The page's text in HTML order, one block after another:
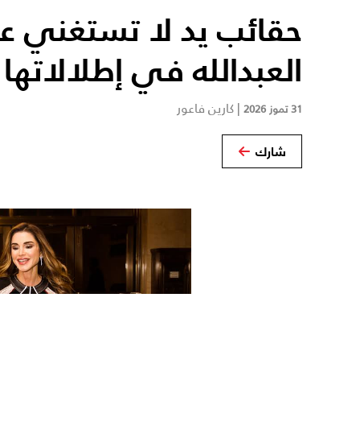
حقائب يد لا تستغني
العبدالله في إطلالاتها
31 تموز 2026 | كارين فاعور
شارك